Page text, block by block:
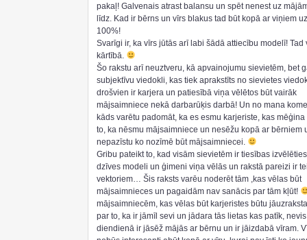
pakaļ! Galvenais atrast balansu un spēt nenest uz
līdz. Kad ir bērns un vīrs blakus tad būt kopā ar viņiem
100%!
Svarīgi ir, ka vīrs jūtās arī labi šādā attiecību modelī! Tad
kārtībā.
Šo rakstu arī neuztveru, kā apvainojumu sievietēm, bet
subjektīvu viedokli, kas tiek aprakstīts no sievietes
drošvien ir karjera un patiesībā viņa vēlētos būt vairāk
mājsaimniece nekā darbarūķis darbā! Un no mana
kāds varētu padomāt, ka es esmu karjeriste, kas mēģina
to, ka nēsmu mājsaimniece un nesēžu kopā ar bērniem
nepazīstu ko nozīmē būt mājsaimniecei.
Gribu pateikt to, kad visām sievietēm ir tiesības
dzīves modeli un ģimeni viņa vēlās un rakstā pareizi ir
vektoriem… Šis raksts varēu noderēt tām ,kas vēlas būt
mājsaimnieces un pagaidām nav sanācis par tām kļūt!
mājsaimniecēm, kas vēlas būt karjeristes būtu
par to, ka ir jāmīl sevi un jādara tās lietas kas patīk, nevis
diendienā ir jāsēž mājās ar bērnu un ir jāizdabā vīram.